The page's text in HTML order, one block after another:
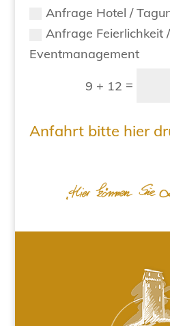
Anfrage Hotel /
Anfrage Feierlichkeit /
Eventmanagement
9 + 12 =
Anfahrt bitte hier